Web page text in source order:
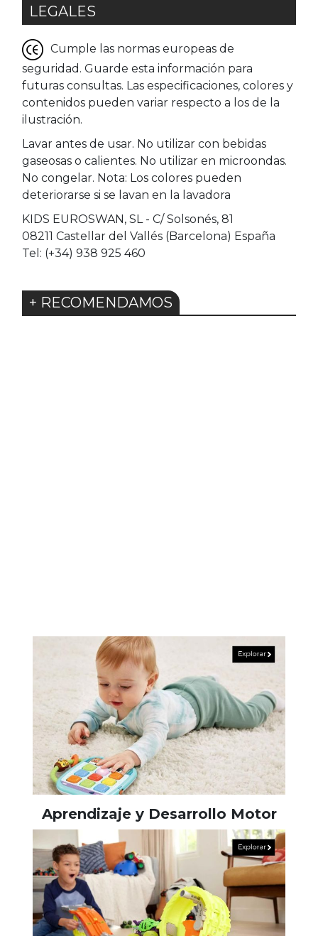
LEGALES
Cumple las normas europeas de
seguridad. Guarde esta información para
futuras consultas. Las especificaciones, colores y
contenidos pueden variar respecto a los de la
ilustración.
Lavar antes de usar. No utilizar con bebidas
gaseosas o calientes. No utilizar en microondas.
No congelar. Nota: Los colores pueden
deteriorarse si se lavan en la lavadora
KIDS EUROSWAN, SL - C/ Solsonés, 81
08211 Castellar del Vallés (Barcelona) España
Tel: (+34) 938 925 460
+ RECOMENDAMOS
Aprendizaje y Desarrollo Motor